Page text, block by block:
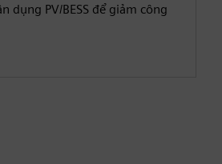
dụng PV/BESS để giảm công